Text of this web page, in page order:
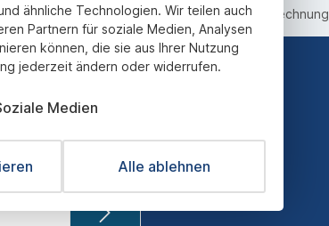
Preisgestaltung Bequemer Kauf auf Rechnung
und Angebote informiert
ähnliche Technologien. Wir teilen auch
Partnern für soziale Medien, Analysen
können, die sie aus Ihrer Nutzung
jederzeit ändern oder widerrufen.
Medien
Alle ablehnen